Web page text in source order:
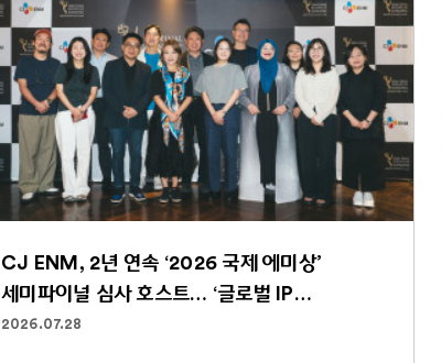
CJ ENM, 2년 연속 ‘2026 국제 에미상’
세미파이널 심사 호스트… ‘글로벌 IP
파워하우스’ 역할 굳건
2026.07.28